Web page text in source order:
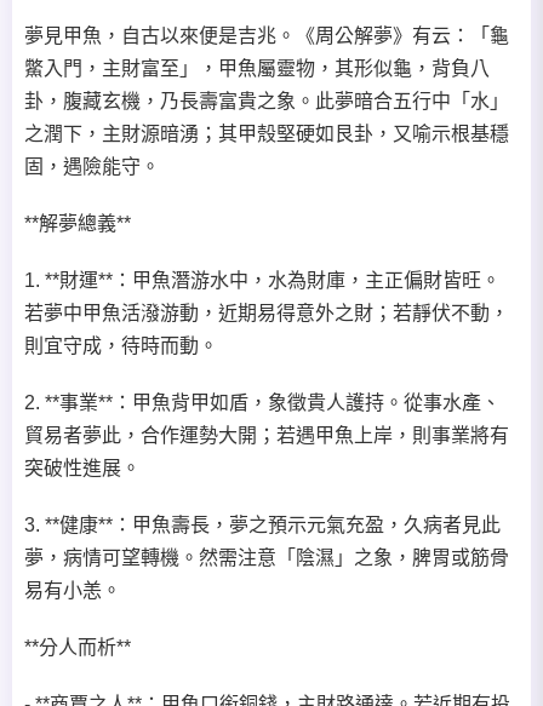
夢見甲魚，自古以來便是吉兆。《周公解夢》有云：「龜
鱉入門，主財富至」，甲魚屬靈物，其形似龜，背負八
卦，腹藏玄機，乃長壽富貴之象。此夢暗合五行中「水」
之潤下，主財源暗湧；其甲殼堅硬如艮卦，又喻示根基穩
固，遇險能守。
**解夢總義**
1. **財運**：甲魚潛游水中，水為財庫，主正偏財皆旺。
若夢中甲魚活潑游動，近期易得意外之財；若靜伏不動，
則宜守成，待時而動。
2. **事業**：甲魚背甲如盾，象徵貴人護持。從事水產、
貿易者夢此，合作運勢大開；若遇甲魚上岸，則事業將有
突破性進展。
3. **健康**：甲魚壽長，夢之預示元氣充盈，久病者見此
夢，病情可望轉機。然需注意「陰濕」之象，脾胃或筋骨
易有小恙。
**分人而析**